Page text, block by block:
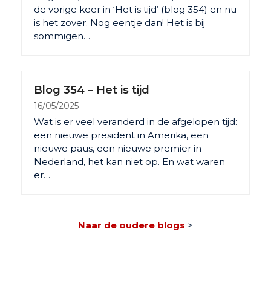
de vorige keer in ‘Het is tijd’ (blog 354) en nu
is het zover. Nog eentje dan! Het is bij
sommigen…
Blog 354 – Het is tijd
16/05/2025
Wat is er veel veranderd in de afgelopen tijd:
een nieuwe president in Amerika, een
nieuwe paus, een nieuwe premier in
Nederland, het kan niet op. En wat waren
er…
Naar de oudere blogs >